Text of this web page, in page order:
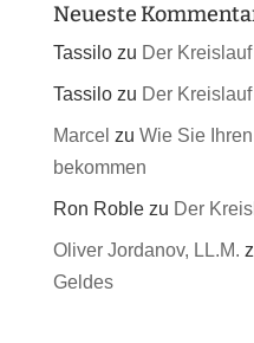
Neueste
Tassilozu Der
Tassilozu Der
Marcel zu Wie Sie
bekommen
Ron Roblezu Der
Oliver Jordanov, LL.M.
Geldes